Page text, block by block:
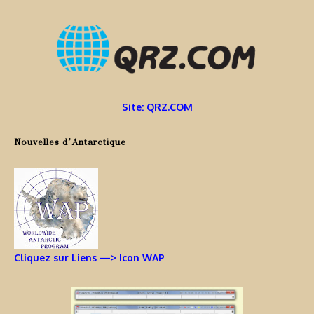
Site: QRZ.COM
Nouvelles d’Antarctique
Cliquez sur Liens —> Icon WAP